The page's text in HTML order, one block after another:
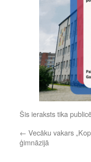
Šis ieraksts tika
← Vecāku vakars
ģimnāzijā